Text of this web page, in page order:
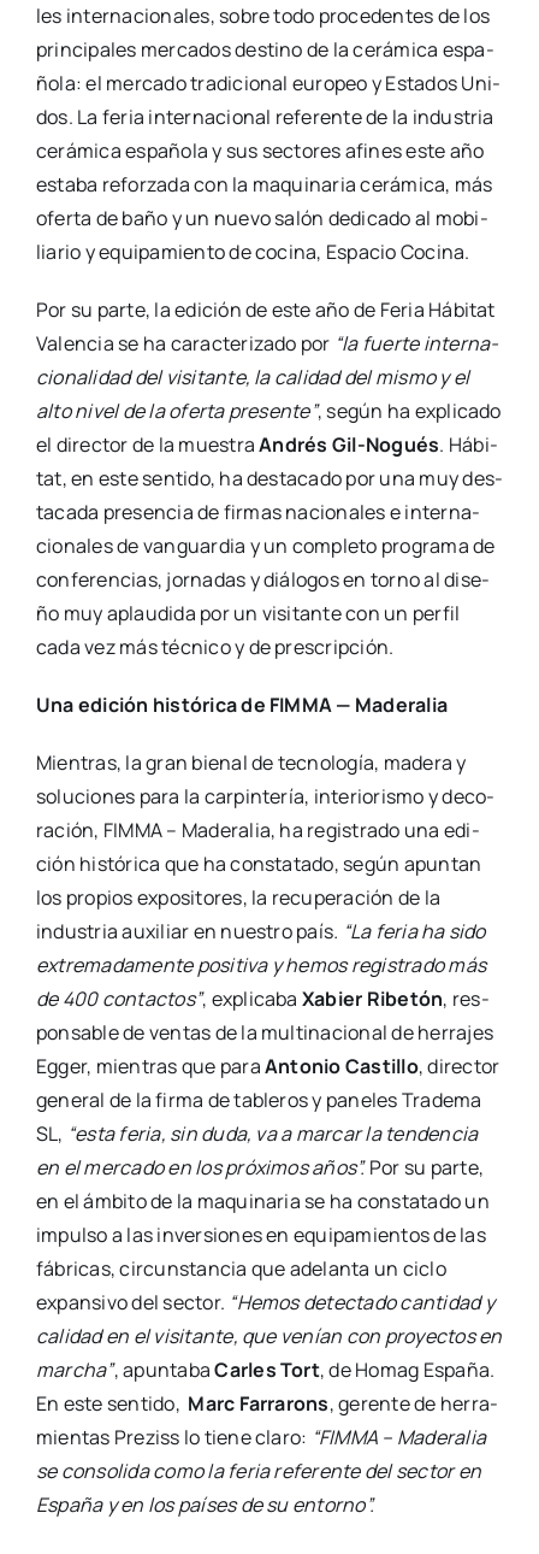
les inter­na­cio­na­les, sobre todo pro­ce­den­tes de los
prin­ci­pa­les mer­ca­dos des­tino de la cerá­mi­ca espa­
ño­la: el mer­ca­do tra­di­cio­nal euro­peo y Esta­dos Uni­
dos. La feria inter­na­cio­nal refe­ren­te de la indus­tria
cerá­mi­ca espa­ño­la y sus sec­to­res afi­nes este año
esta­ba refor­za­da con la maqui­na­ria cerá­mi­ca, más
ofer­ta de baño y un nue­vo salón dedi­ca­do al mobi­
lia­rio y equi­pa­mien­to de coci­na, Espa­cio Coci­na.
Por su par­te, la edi­ción de este año de Feria Hábi­tat
Valen­cia se ha carac­te­ri­za­do por “la fuer­te inter­na­
cio­na­li­dad del visi­tan­te, la cali­dad del mis­mo y el
alto nivel de la ofer­ta pre­sen­te”, según ha expli­ca­do
el direc­tor de la mues­traAndrés Gil-Nogués. Hábi­
tat, en este sen­ti­do, ha des­ta­ca­do por una muy des­
ta­ca­da pre­sen­cia de fir­mas nacio­na­les e inter­na­
cio­na­les de van­guar­dia y un com­ple­to pro­gra­ma de
con­fe­ren­cias, jor­na­das y diá­lo­gos en torno al dise­
ño muy aplau­di­da por un visi­tan­te con un per­fil
cada vez más téc­ni­co y de pres­crip­ción.
Una edi­ción his­tó­ri­ca de FIMMA — Made­ra­lia
Mien­tras, la gran bie­nal de tec­no­lo­gía, made­ra y
solu­cio­nes para la car­pin­te­ría, inte­rio­ris­mo y deco­
ra­ción, FIMMA – Made­ra­lia, ha regis­tra­do una edi­
ción his­tó­ri­ca que ha cons­ta­ta­do, según apun­tan
los pro­pios expo­si­to­res, la recu­pe­ra­ción de la
indus­tria auxi­liar en nues­tro país. “La feria ha sido
extre­ma­da­men­te posi­ti­va y hemos regis­tra­do más
de 400 con­tac­tos”, expli­ca­ba Xabier Ribe­tón, res­
pon­sa­ble de ven­tas de la mul­ti­na­cio­nal de herra­jes
Egger, mien­tras que paraAnto­nio Cas­ti­llo, direc­tor
gene­ral de la fir­ma de table­ros y pane­les Tra­de­ma
SL, “esta feria, sin duda, va a mar­car la ten­den­cia
en el mer­ca­do en los pró­xi­mos años”.Por su par­te,
en el ámbi­to de la maqui­na­ria se ha cons­ta­ta­do un
impul­so a las inver­sio­nes en equi­pa­mien­tos de las
fábri­cas, cir­cuns­tan­cia que ade­lan­ta un ciclo
expan­si­vo del sec­tor. “Hemos detec­ta­do can­ti­dad y
cali­dad en el visi­tan­te, que venían con pro­yec­tos en
mar­cha”, apun­ta­baCar­les Tort, de Homag Espa­ña.
En este sen­ti­do, Marc Farra­rons, geren­te de herra­
mien­tas Pre­ziss lo tie­ne cla­ro: “FIMMA – Made­ra­lia
se con­so­li­da como la feria refe­ren­te del sec­tor en
Espa­ña y en los paí­ses de su entorno”.